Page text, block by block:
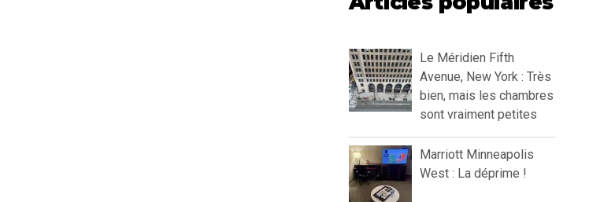
Le Méridien Fifth
Avenue, New York : Très
bien, mais les chambres
sont vraiment petites
Marriott Minneapolis
West : La déprime !